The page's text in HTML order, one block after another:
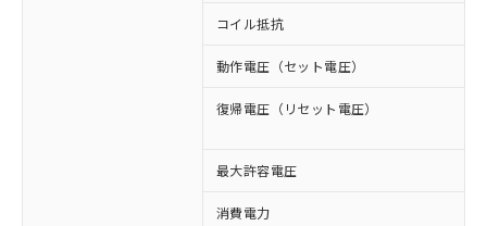
コイル抵抗
動作電圧（セット電圧）
復帰電圧（リセット電圧）
最大許容電圧
消費電力